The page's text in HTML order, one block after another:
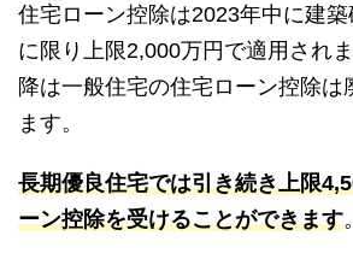
住宅ローン控除は2023年中に建
に限り上限2,000万円で適用され
降は一般住宅の住宅ローン控除は
ます。
長期優良住宅では引き続き上限
ーン控除を受けることができます。